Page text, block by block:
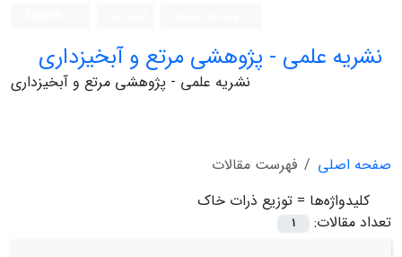
نشریه علمی - پژوهشی مرتع و آبخیزداری
نشریه علمی - پژوهشی مرتع و آبخیزداری
صفحه اصلی
فهرست مقالات
کلیدواژه‌ها = توزیع ذرات خاک
تعداد مقالات:
1